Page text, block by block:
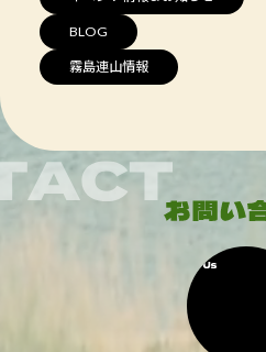
BLOG
霧島連山情報